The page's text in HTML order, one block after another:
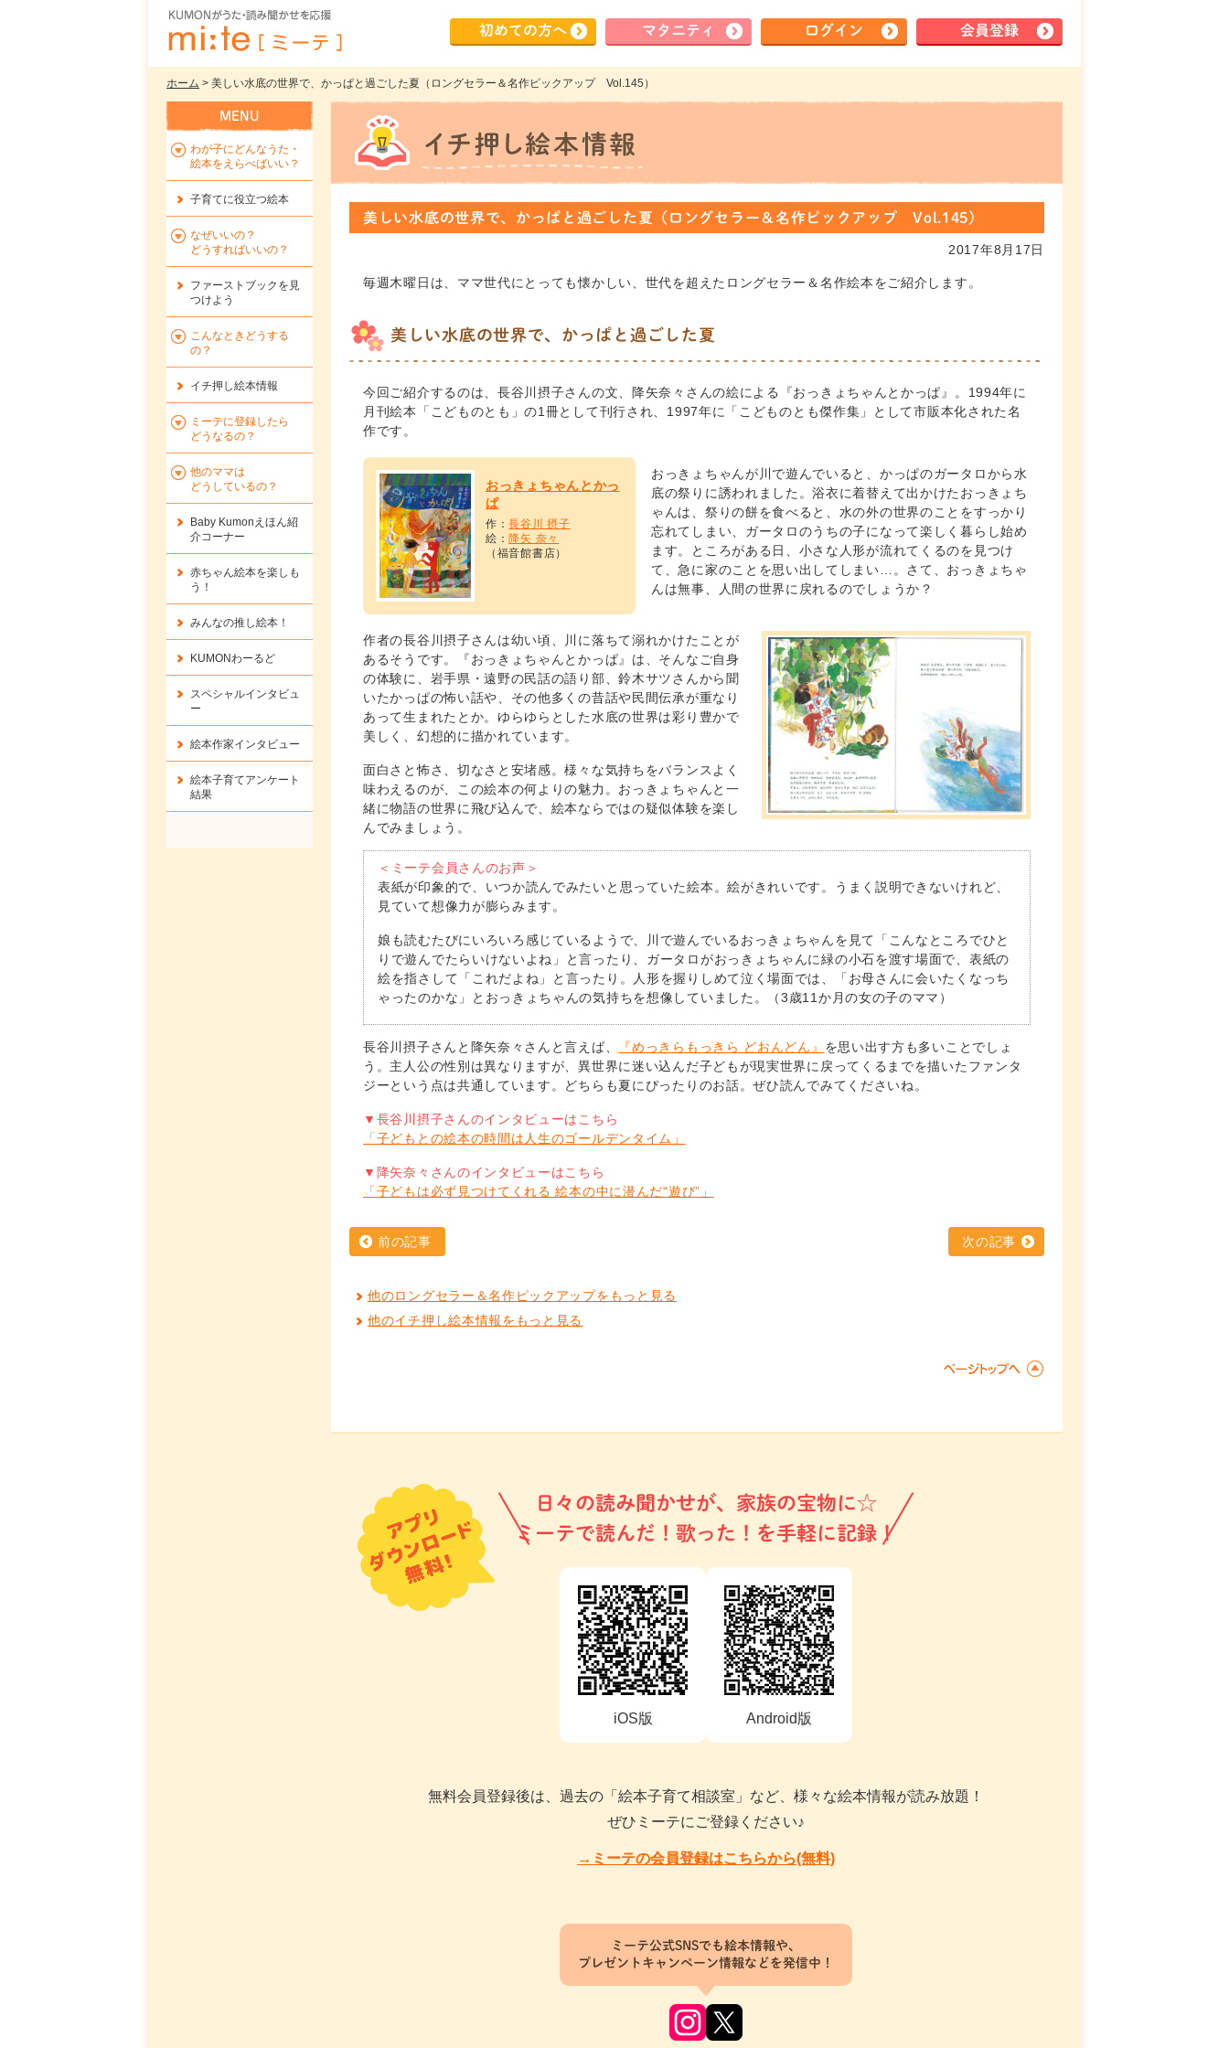
初めての方へ マタ ニティ ログイン 会員登録
ホーム > 美しい水底の世界で、かっぱと過ごした夏（ロングセラー＆名作ピックアップ Vol.145）
美しい水底の世界で、かっぱと過ごした夏（ロングセラー＆名作ピックアップ Vol.145）
2017年8月17日
毎週木曜日は、ママ世代にとっても懐かしい、世代を超えたロングセラー＆名作絵本をご紹介します。
美しい水底の世界で、かっぱと過ごした夏
今回ご紹介するのは、長谷川摂子さんの文、降矢奈々さんの絵による『おっきょちゃんとかっぱ』。1994年に
月刊絵本「こどものとも」の1冊として刊行され、1997年に「こどものとも傑作集」として市販本化された名
作です。
おっきょちゃんとかっ
ぱ
作：長谷川 摂子
絵： 降矢 奈々
（福音館書店）
おっきょちゃんが川で遊んでいると、かっぱのガータロから水
底の祭りに誘われました。浴衣に着替えて出かけたおっきょち
ゃんは、祭りの餅を食べると、水の外の世界のことをすっかり
忘れてしまい、ガータロのうちの子になって楽しく暮らし始め
ます。ところがある日、小さな人形が流れてくるのを見つけ
て、急に家のことを思い出してしまい…。さて、おっきょちゃ
んは無事、人間の世界に戻れるのでしょうか？
作者の長谷川摂子さんは幼い頃、川に落ちて溺れかけたことが
あるそうです。『おっきょちゃんとかっぱ』は、そんなご自身
の体験に、岩手県・遠野の民話の語り部、鈴木サツさんから聞
いたかっぱの怖い話や、その他多くの昔話や民間伝承が重なり
あって生まれたとか。ゆらゆらとした水底の世界は彩り豊かで
美しく、幻想的に描かれています。
面白さと怖さ、切なさと安堵感。様々な気持ちをバランスよく
味わえるのが、この絵本の何よりの魅力。おっきょちゃんと一
緒に物語の世界に飛び込んで、絵本ならではの疑似体験を楽し
んでみましょう。
＜ミーテ会員さんのお声＞
表紙が印象的で、いつか読んでみたいと思っていた絵本。絵がきれいです。うまく説明できないけれど、
見ていて想像力が膨らみます。
娘も読むたびにいろいろ感じているようで、川で遊んでいるおっきょちゃんを見て「こんなところでひと
りで遊んでたらいけないよね」と言ったり、ガータロがおっきょちゃんに緑の小石を渡す場面で、表紙の
絵を指さして「これだよね」と言ったり。人形を握りしめて泣く場面では、「お母さんに会いたくなっち
ゃったのかな」とおっきょちゃんの気持ちを想像していました。（3歳11か月の女の子のママ）
長谷川摂子さんと降矢奈々さんと言えば、 『めっきらもっきら どおんどん』 を思い出す方も多いことでしょ
う。主人公の性別は異なりますが、異世界に迷い込んだ子どもが現実世界に戻ってくるまでを描いたファンタ
ジーという点は共通しています。どちらも夏にぴったりのお話。ぜひ読んでみてくださいね。
▼長谷川摂子さんのインタビューはこちら
「子どもとの絵本の時間は人生のゴールデンタイム」
▼降矢奈々さんのインタビューはこちら
「子どもは必ず見つけてくれる 絵本の中に潜んだ“遊び”」
前の記事 次の記事
他のロングセラー＆名作ピックアップをもっと見る
他のイチ押し絵本情報をもっと見る
わが子にどんなうた・
絵本をえらべばいい？
子育てに役立つ絵本
なぜいいの？
どうすればいいの？
ファーストブックを 見
つけよう
こんなときどうする
の？
イチ押し絵本情報
ミーテに登録したら
どうなるの？
他のママは
どうしているの？
Baby Kumonえほん紹
介コーナー
赤ちゃん絵本を楽しも
う！
みんなの推し絵本！
KUMONわーるど
スペシャルインタビュ
ー
絵本作家インタビュー
絵本子育てアンケート
結果
日々の読み聞かせが、家族の宝物に☆
ミーテで読んだ！歌った！を手軽に記録！
iOS版 Android版
無料会員登録後は、過去の「絵本子育て相談室」など、様々な絵本情報が読み放題！
ぜひミーテにご登録ください♪
→ミーテの会員登録はこちらから(無料)
ミーテ公式SNSでも絵本情報や、
プレゼントキャンペーン情報などを発信中！